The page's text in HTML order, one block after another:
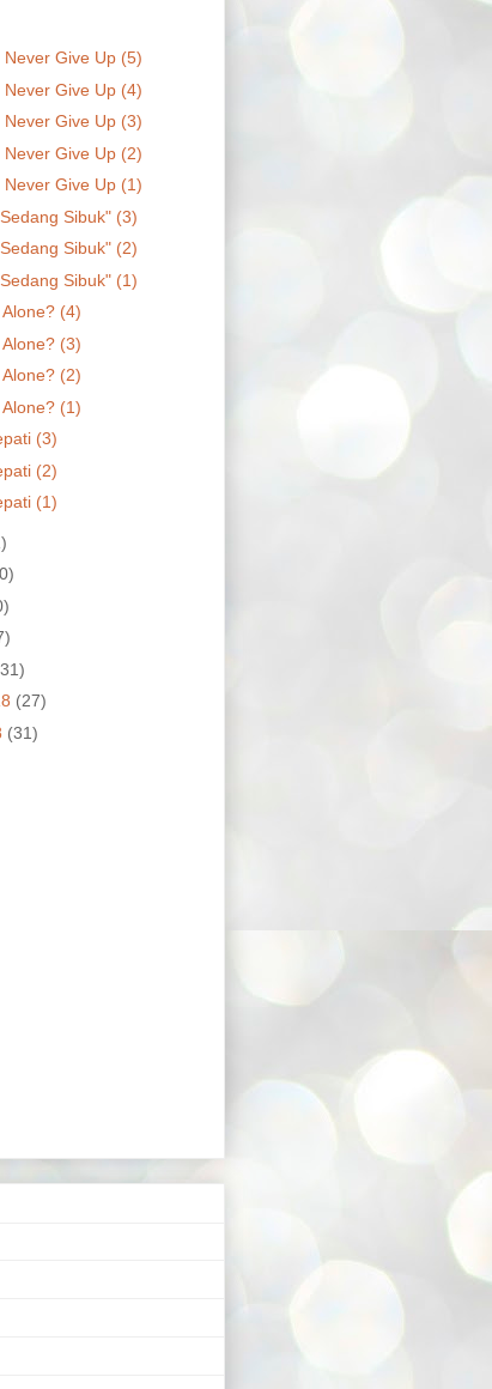
Give Up (5)
Give Up (4)
Give Up (3)
Give Up (2)
Give Up (1)
Sibuk" (3)
Sibuk" (2)
Sibuk" (1)
(4)
(3)
(2)
(1)
(3)
(2)
(1)
(27)
(31)